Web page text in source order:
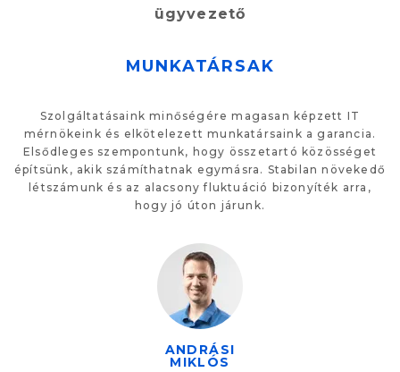
ügyvezető
MUNKATÁRSAK
Szolgáltatásaink minőségére magasan képzett IT
mérnökeink és elkötelezett munkatársaink a garancia.
Elsődleges szempontunk, hogy összetartó közösséget
építsünk, akik számíthatnak egymásra. Stabilan növekedő
létszámunk és az alacsony fluktuáció bizonyíték arra,
hogy jó úton járunk.
ANDRÁSI
MIKLÓS